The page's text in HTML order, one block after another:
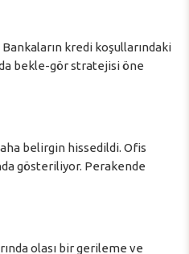
kredi koşullarındaki
bekle-gör stratejisi öne
belirgin hissedildi. Ofis
gösteriliyor. Perakende
olası bir gerileme ve